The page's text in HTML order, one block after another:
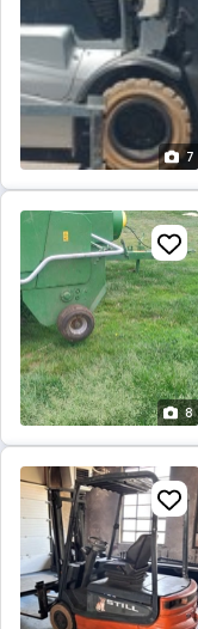
7
8